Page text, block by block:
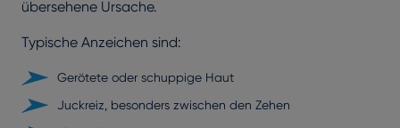
übersehene Ursache.
Typische Anzeichen sind:
Gerötete oder schuppige Haut
Juckreiz, besonders zwischen den Zehen